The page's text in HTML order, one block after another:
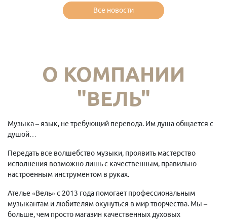
Все новости
О КОМПАНИИ
"ВЕЛЬ"
Музыка – язык, не требующий перевода. Им душа общается с
душой…
Передать все волшебство музыки, проявить мастерство
исполнения возможно лишь с качественным, правильно
настроенным инструментом в руках.
Ателье «Вель» с 2013 года помогает профессиональным
музыкантам и любителям окунуться в мир творчества. Мы –
больше, чем просто магазин качественных духовых